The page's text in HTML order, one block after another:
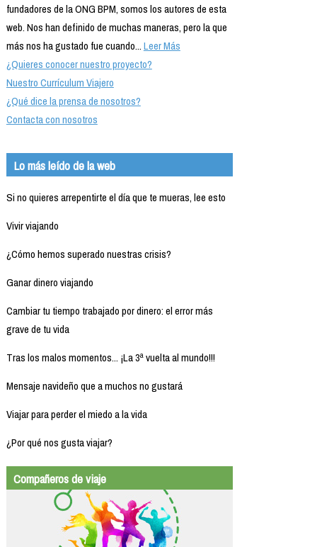
fundadores de la ONG BPM, somos los autores de esta
web. Nos han definido de muchas maneras, pero la que
más nos ha gustado fue cuando...Leer Más
¿Quieres conocer nuestro proyecto?
Nuestro Currículum Viajero
¿Qué dice la prensa de nosotros?
Contacta con nosotros
Lo más leído de la web
Si no quieres arrepentirte el día que te mueras, lee esto
Vivir viajando
¿Cómo hemos superado nuestras crisis?
Ganar dinero viajando
Cambiar tu tiempo trabajado por dinero: el error más
grave de tu vida
Tras los malos momentos... ¡La 3ª vuelta al mundo!!!
Mensaje navideño que a muchos no gustará
Viajar para perder el miedo a la vida
¿Por qué nos gusta viajar?
Compañeros de viaje